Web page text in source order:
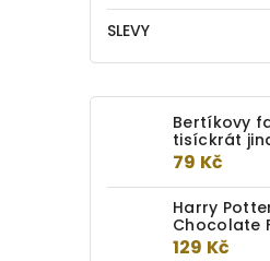
SLEVY
Bertíkovy
tisíckrát
79 Kč
Harry
Chocolate
129 Kč